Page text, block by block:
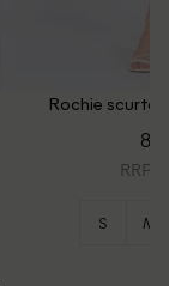
Rochie scurta
RRP:
S M